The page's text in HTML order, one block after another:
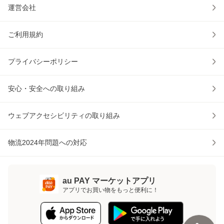
運営会社
ご利用規約
プライバシーポリシー
安心・安全への取り組み
ウェブアクセシビリティの取り組み
物流2024年問題への対応
au PAY マーケットアプリ
アプリでお買い物をもっと便利に！